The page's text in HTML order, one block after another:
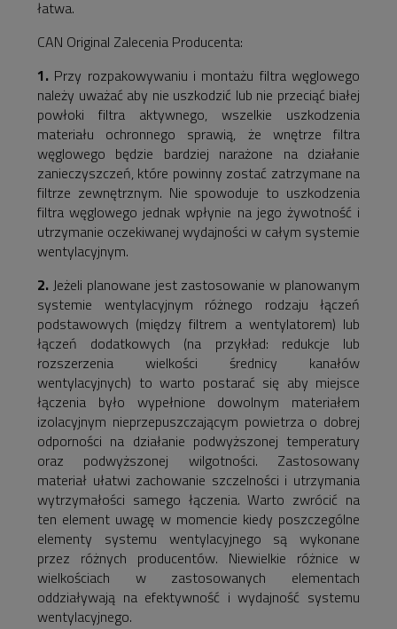
łatwa.
CAN Original Zalecenia Producenta:
1. Przy rozpakowywaniu i montażu filtra węglowego
należy uważać aby nie uszkodzić lub nie przeciąć białej
powłoki filtra aktywnego, wszelkie uszkodzenia
materiału ochronnego sprawią, że wnętrze filtra
węglowego będzie bardziej narażone na działanie
zanieczyszczeń, które powinny zostać zatrzymane na
filtrze zewnętrznym. Nie spowoduje to uszkodzenia
filtra węglowego jednak wpłynie na jego żywotność i
utrzymanie oczekiwanej wydajności w całym systemie
wentylacyjnym.
2. Jeżeli planowane jest zastosowanie w planowanym
systemie wentylacyjnym różnego rodzaju łączeń
podstawowych (między filtrem a wentylatorem) lub
łączeń dodatkowych (na przykład: redukcje lub
rozszerzenia wielkości średnicy kanałów
wentylacyjnych) to warto postarać się aby miejsce
łączenia było wypełnione dowolnym materiałem
izolacyjnym nieprzepuszczającym powietrza o dobrej
odporności na działanie podwyższonej temperatury
oraz podwyższonej wilgotności. Zastosowany
materiał ułatwi zachowanie szczelności i utrzymania
wytrzymałości samego łączenia. Warto zwrócić na
ten element uwagę w momencie kiedy poszczególne
elementy systemu wentylacyjnego są wykonane
przez różnych producentów. Niewielkie różnice w
wielkościach w zastosowanych elementach
oddziaływają na efektywność i wydajność systemu
wentylacyjnego.